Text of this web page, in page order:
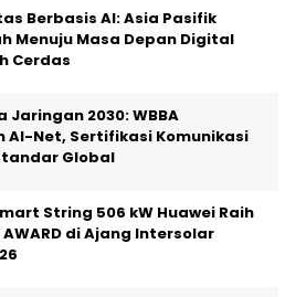
Berbasis AI: Asia Pasifik
Menuju Masa Depan Digital
Cerdas
Jaringan 2030: WBBA
AI-Net, Sertifikasi Komunikasi
Global
String 506 kW Huawei Raih
AWARD di Ajang Intersolar